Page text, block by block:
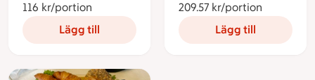
116 kr/portion 116 kronor per portion
Lägg till
209.57 kr/portion
Lägg till